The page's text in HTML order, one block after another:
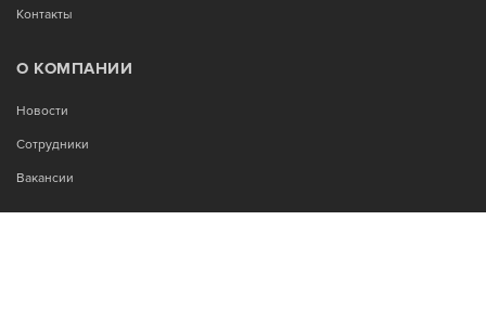
Контакты
О КОМПАНИИ
Новости
Сотрудники
Вакансии